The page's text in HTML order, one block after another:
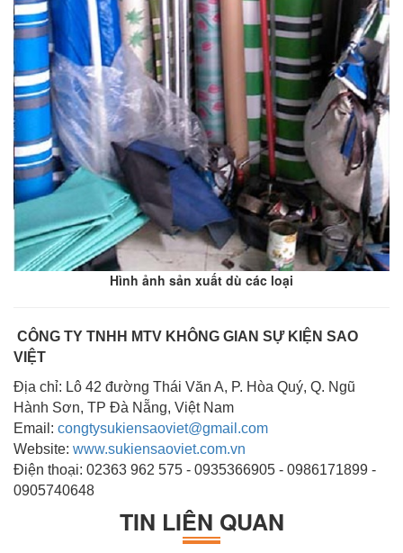
Hình ảnh sản xuất dù các loại
CÔNG TY TNHH MTV KHÔNG GIAN SỰ KIỆN SAO
VIỆT
Địa chỉ: Lô 42 đường Thái Văn A, P. Hòa Quý, Q. Ngũ
Hành Sơn, TP Đà Nẵng, Việt Nam
Email: congtysukiensaoviet@gmail.com
Website: www.sukiensaoviet.com.vn
Điện thoại: 02363 962 575 - 0935366905 - 0986171899 -
0905740648
TIN LIÊN QUAN